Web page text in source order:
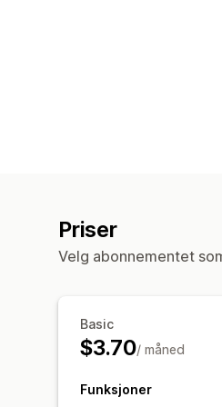
Priser
Velg abonnementet
Basic
$3.70/ måned
Funksjoner